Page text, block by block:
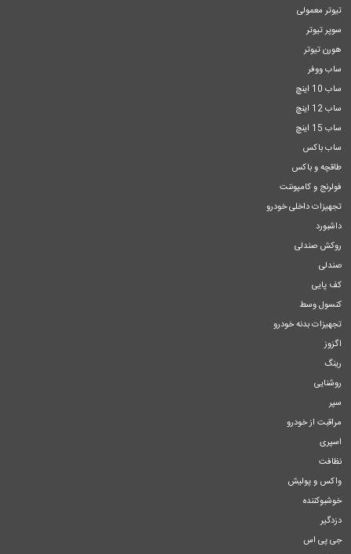
تیوتر معمولی
سوپر تیوتر
هورن تیوتر
ساب ووفر
ساب 10 اینچ
ساب 12 اینچ
ساب 15 اینچ
ساب باکس
طاقچه و باکس
فولرنج و کامپوننت
تجهیزات داخلی خودرو
داشبورد
روکش صندلی
صندلی
کف پایی
کنسول وسط
تجهیزات بدنه خودرو
اگزوز
رینگ
روشنایی
سپر
مراقبت از خودرو
اسپری
نظافت
واکس و پولیش
خوشبوکننده
دزدگیر
جی پی اس